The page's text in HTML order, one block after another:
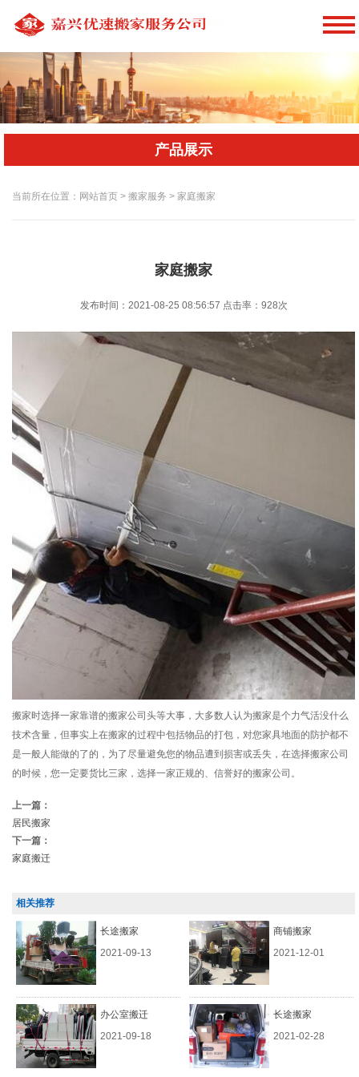
产品展示
当前所在位置：网站首页 > 搬家服务 > 家庭搬家
家庭搬家
发布时间：2021-08-25 08:56:57 点击率： 928次
搬家时选择一家靠谱的搬家公司头等大事，大多数人认为搬家是个力气活没什么
技术含量，但事实上在搬家的过程中包括物品的打包，对您家具地面的防护都不
是一般人能做的了的，为了尽量避免您的物品遭到损害或丢失，在选择搬家公司
的时候，您一定要货比三家，选择一家正规的、信誉好的搬家公司。
上一篇：
居民搬家
下一篇：
家庭搬迁
相关推荐
长途搬家
2021-09-13
商铺搬家
2021-12-01
办公室搬迁
2021-09-18
长途搬家
2021-02-28